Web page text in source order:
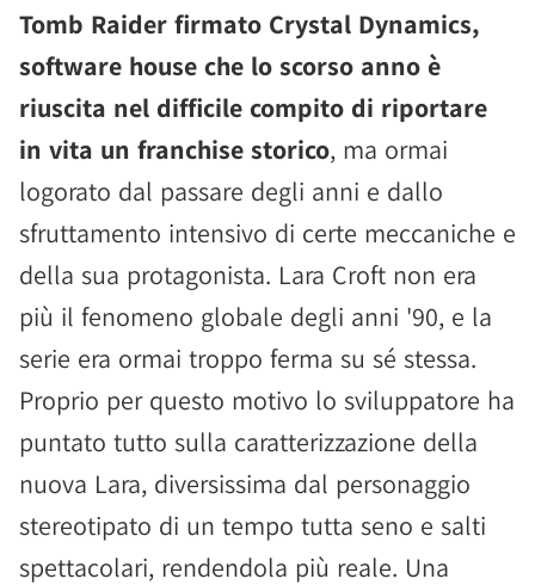
Tomb Raider firmato Crystal Dynamics,
software house che lo scorso anno è
riuscita nel difficile compito di riportare
in vita un franchise storico, ma ormai
logorato dal passare degli anni e dallo
sfruttamento intensivo di certe meccaniche e
della sua protagonista. Lara Croft non era
più il fenomeno globale degli anni '90, e la
serie era ormai troppo ferma su sé stessa.
Proprio per questo motivo lo sviluppatore ha
puntato tutto sulla caratterizzazione della
nuova Lara, diversissima dal personaggio
stereotipato di un tempo tutta seno e salti
spettacolari, rendendola più reale. Una